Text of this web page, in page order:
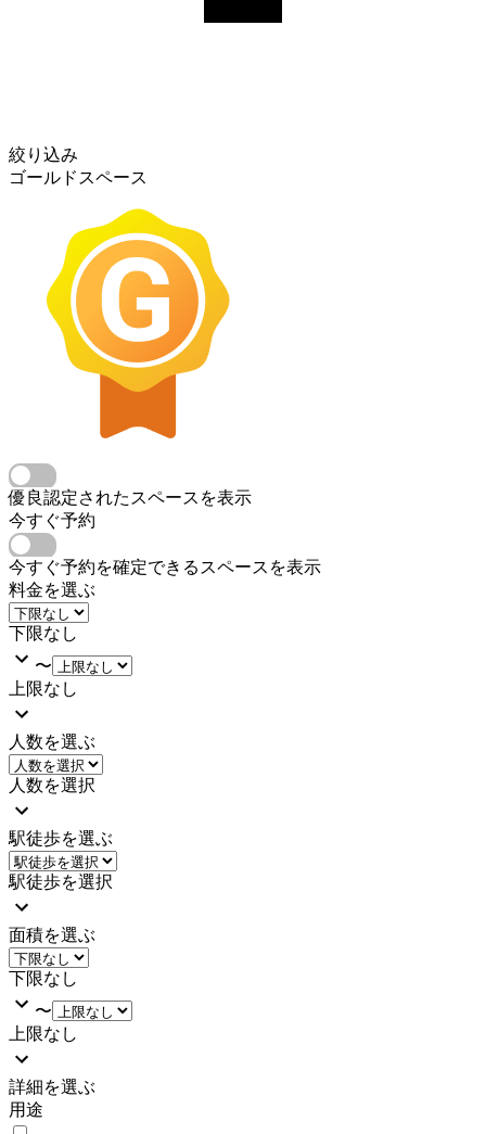
絞り込み
ゴールドスペース
優良認定されたスペースを表示
今すぐ予約
今すぐ予約を確定できるスペースを表示
料金を選ぶ
下限なし
〜
上限なし
人数を選ぶ
人数を選択
駅徒歩を選ぶ
駅徒歩を選択
面積を選ぶ
下限なし
〜
上限なし
詳細を選ぶ
用途